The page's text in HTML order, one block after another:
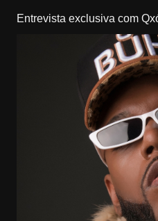
Entrevista exclusiva com